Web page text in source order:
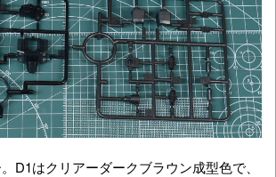
D1はクリアーダークブラウン成型色で、